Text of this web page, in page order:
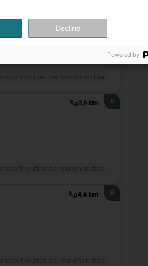
3,6 km 8
4,4 km 9
Decline
Powered by